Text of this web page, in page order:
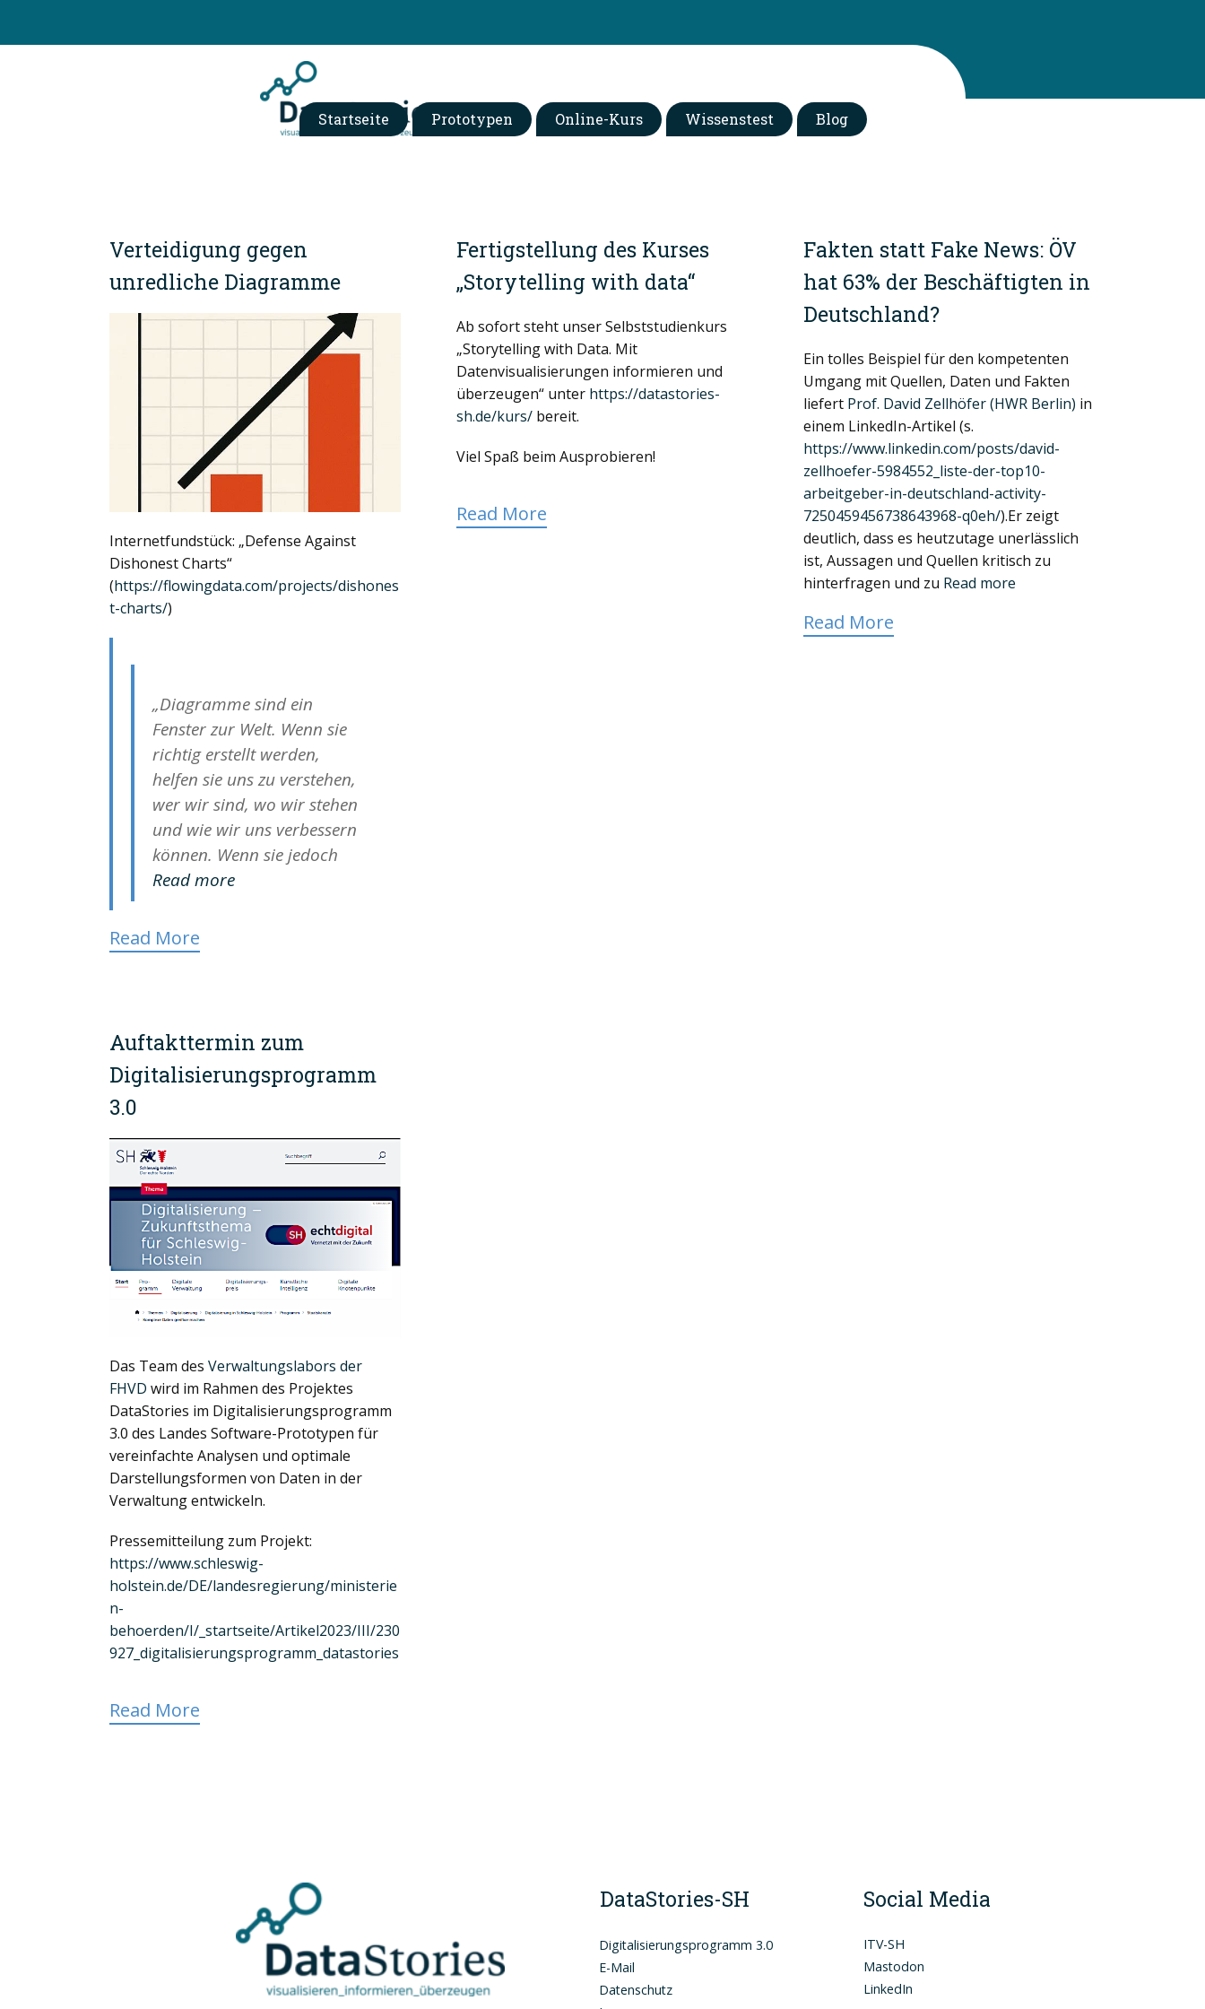
Startseite Prototypen Online-Kurs Wissenstest Blog
Verteidigung gegen
unredliche Diagramme
Internetfundstück: „Defense Against
Dishonest Charts“
(https://flowingdata.com/projects/dishones
t-charts/)
„Diagramme sind ein
Fenster zur Welt. Wenn sie
richtig erstellt werden,
helfen sie uns zu verstehen,
wer wir sind, wo wir stehen
und wie wir uns verbessern
können. Wenn sie jedoch
Read more
Read More
Fertigstellung des Kurses
„Storytelling with data“
Ab sofort steht unser Selbststudienkurs
„Storytelling with Data. Mit
Datenvisualisierungen informieren und
überzeugen“ unter https://datastories-
sh.de/kurs/bereit.
Viel Spaß beim Ausprobieren!
Read More
Fakten statt Fake News: ÖV
hat 63% der Beschäftigten in
Deutschland?
Ein tolles Beispiel für den kompetenten
Umgang mit Quellen, Daten und Fakten
liefertProf. David Zellhöfer (HWR Berlin) in
einem LinkedIn-Artikel (s.
https://www.linkedin.com/posts/david-
zellhoefer-5984552_liste-der-top10-
arbeitgeber-in-deutschland-activity-
7250459456738643968-q0eh/).Er zeigt
deutlich, dass es heutzutage unerlässlich
ist, Aussagen und Quellen kritisch zu
hinterfragen und zu Read more
Read More
Auftakttermin zum
Digitalisierungsprogramm
3.0
Das Team des Verwaltungslabors der
FHVD wird im Rahmen des Projektes
DataStories im Digitalisierungsprogramm
3.0 des Landes Software-Prototypen für
vereinfachte Analysen und optimale
Darstellungsformen von Daten in der
Verwaltung entwickeln.
Pressemitteilung zum Projekt:
https://www.schleswig-
holstein.de/DE/landesregierung/ministerie
n-
behoerden/I/_startseite/Artikel2023/III/230
927_digitalisierungsprogramm_datastories
Read More
DataStories-SH
Digitalisierungsprogramm 3.0
E-Mail
Datenschutz
Social Media
ITV-SH
Mastodon
LinkedIn